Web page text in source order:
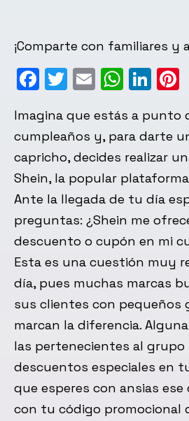
¡Comparte con familiares y
Facebook
Twitter
Email
Imagina que estás a punto
cumpleaños y, para darte
capricho, decides realizar
Shein, la popular
Ante la llegada de tu día
preguntas: ¿Shein me
descuento o cupón en mi
Esta es una cuestión muy
día, pues muchas marcas
sus clientes con pequeños
marcan la diferencia.
las pertenecientes al
descuentos especiales en
que esperes con ansias
con tu código promocional